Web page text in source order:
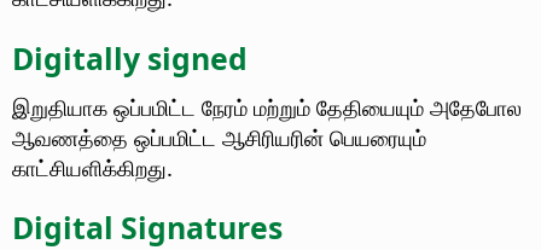
Digitally signed
இறுதியாக ஒப்பமிட்ட நேரம் மற்றும் தேதியையும் அதேபோல
ஆவணத்தை ஒப்பமிட்ட ஆசிரியரின் பெயரையும்
காட்சியளிக்கிறது.
Digital Signatures